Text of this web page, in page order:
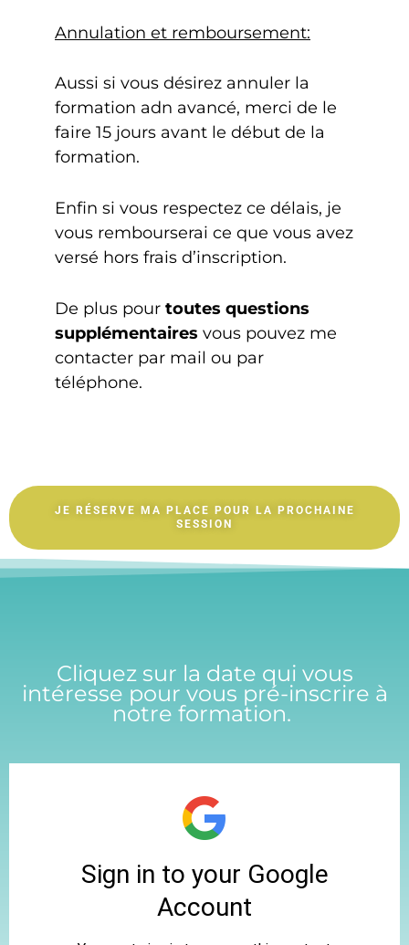
Annulation et remboursement:
Aussi si vous désirez annuler la
formation adn avancé, merci de le
faire 15 jours avant le début de la
formation.
Enfin si vous respectez ce délais, je
vous rembourserai ce que vous avez
versé hors frais d’inscription.
De plus pour toutes questions
supplémentaires vous pouvez me
contacter par mail ou par
téléphone.
JE RÉSERVE MA PLACE POUR LA PROCHAINE
SESSION
Cliquez sur la date qui vous
intéresse pour vous pré-inscrire à
notre formation.